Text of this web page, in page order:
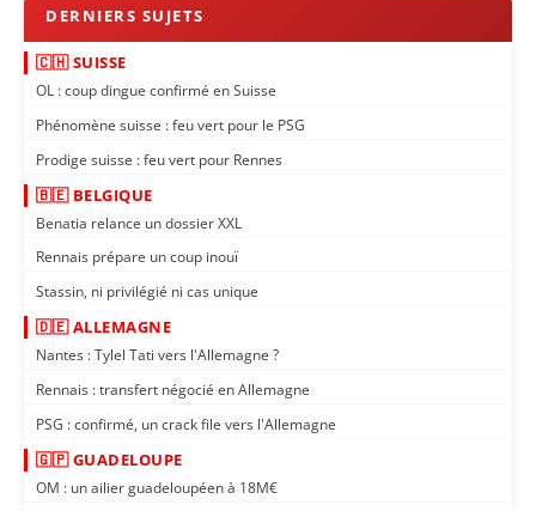
🇨🇭 SUISSE
OL : coup dingue confirmé en Suisse
Phénomène suisse : feu vert pour le PSG
Prodige suisse : feu vert pour Rennes
🇧🇪 BELGIQUE
Benatia relance un dossier XXL
Rennais prépare un coup inouï
Stassin, ni privilégié ni cas unique
🇩🇪 ALLEMAGNE
Nantes : Tylel Tati vers l'Allemagne ?
Rennais : transfert négocié en Allemagne
PSG : confirmé, un crack file vers l'Allemagne
🇬🇵 GUADELOUPE
OM : un ailier guadeloupéen à 18M€